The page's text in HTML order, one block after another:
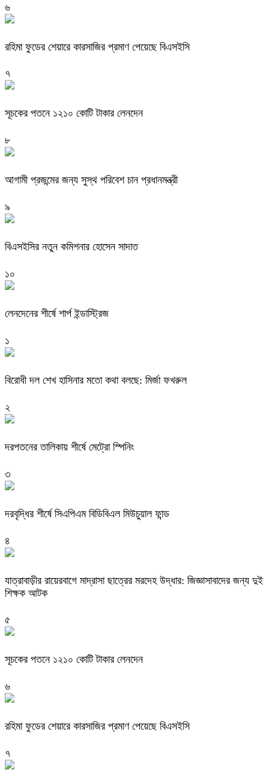
৬
রহিমা ফুডের শেয়ারে কারসাজির প্রমাণ পেয়েছে বিএসইসি
৭
সূচকের পতনে ১২১০ কোটি টাকার লেনদেন
৮
আগামী প্রজন্মের জন্য সুস্থ পরিবেশ চান প্রধানমন্ত্রী
৯
বিএসইসির নতুন কমিশনার হোসেন সাদাত
১০
লেনদেনের শীর্ষে শার্প ইন্ডাস্ট্রিজ
১
বিরোধী দল শেখ হাসিনার মতো কথা বলছে: মির্জা ফখরুল
২
দরপতনের তালিকায় শীর্ষে মেট্রো স্পিনিং
৩
দরবৃদ্ধির শীর্ষে সিএপিএম বিডিবিএল মিউচুয়াল ফান্ড
৪
যাত্রাবাড়ীর রায়েরবাগে মাদ্রাসা ছাত্রের মরদেহ উদ্ধার: জিজ্ঞাসাবাদের জন্য দুই
শিক্ষক আটক
৫
সূচকের পতনে ১২১০ কোটি টাকার লেনদেন
৬
রহিমা ফুডের শেয়ারে কারসাজির প্রমাণ পেয়েছে বিএসইসি
৭